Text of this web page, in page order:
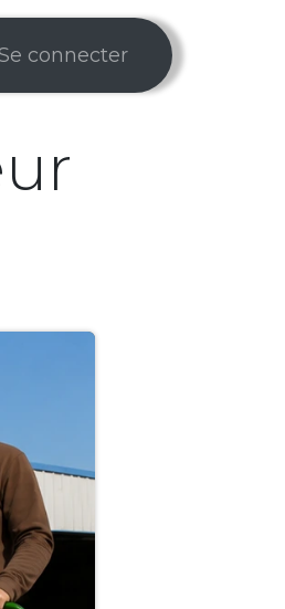
Aide Prise de rendez-
connecter